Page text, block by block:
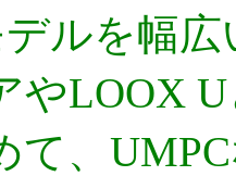
デルを幅
やLOOX
て、